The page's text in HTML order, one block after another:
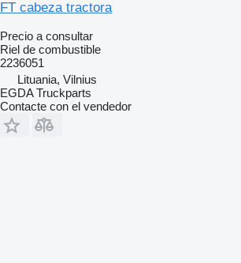
FT cabeza tractora
Precio a consultar
Riel de combustible
2236051
Lituania, Vilnius
EGDA Truckparts
Contacte con el vendedor